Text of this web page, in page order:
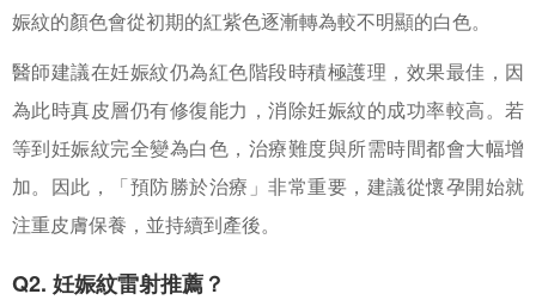
娠紋的顏色會從初期的紅紫色逐漸轉為較不明顯的白色。
醫師建議在妊娠紋仍為紅色階段時積極護理，效果最佳，因
為此時真皮層仍有修復能力，消除妊娠紋的成功率較高。若
等到妊娠紋完全變為白色，治療難度與所需時間都會大幅增
加。因此，「預防勝於治療」非常重要，建議從懷孕開始就
注重皮膚保養，並持續到產後。
Q2. 妊娠紋雷射推薦？